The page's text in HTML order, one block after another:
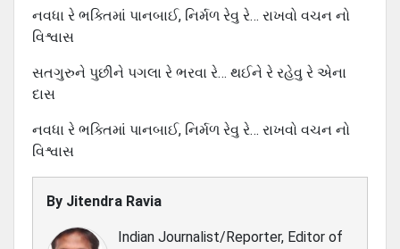
નવધા રે ભક્તિમાં પાનબાઈ, નિર્મળ રેવુ રે… રાખવો વચન નો
વિશ્વાસ
સતગુરુને પુછીને પગલા રે ભરવા રે… થઈને રે રહેવુ રે એના
દાસ
નવધા રે ભક્તિમાં પાનબાઈ, નિર્મળ રેવુ રે… રાખવો વચન નો
વિશ્વાસ
By Jitendra Ravia
Indian Journalist/Reporter, Editor of